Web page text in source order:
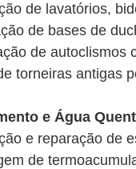
de lavatórios,
de bases de
de autoclismos
torneiras antigas
e Água
e reparação de
de